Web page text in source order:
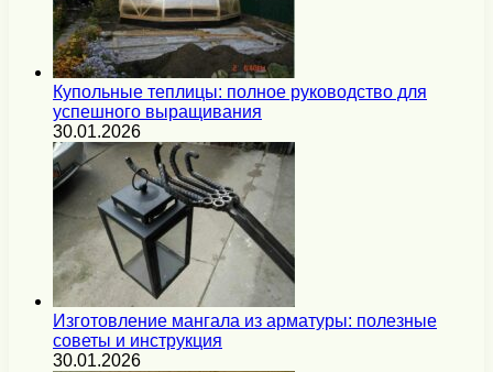
Купольные теплицы: полное руководство для
успешного выращивания
30.01.2026
Изготовление мангала из арматуры: полезные
советы и инструкция
30.01.2026